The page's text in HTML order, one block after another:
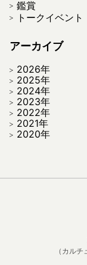
鑑賞
トークイベント
アーカイブ
2026年
2025年
2024年
2023年
2022年
2021年
2020年
（カル